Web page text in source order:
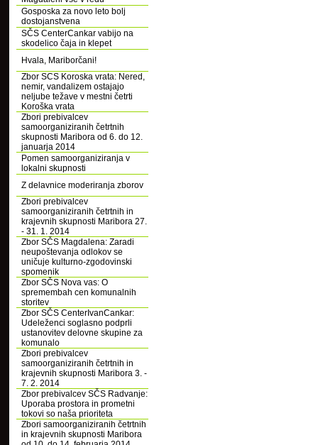
Gosposka za novo leto bolj
dostojanstvena
SČS CenterCankar vabijo na
skodelico čaja in klepet
Hvala, Mariborčani!
Zbor SCS Koroska vrata: Nered,
nemir, vandalizem ostajajo
neljube težave v mestni četrti
Koroška vrata
Zbori prebivalcev
samoorganiziranih četrtnih
skupnosti Maribora od 6. do 12.
januarja 2014
Pomen samoorganiziranja v
lokalni skupnosti
Z delavnice moderiranja zborov
Zbori prebivalcev
samoorganiziranih četrtnih in
krajevnih skupnosti Maribora 27.
- 31. 1. 2014
Zbor SČS Magdalena: Zaradi
neupoštevanja odlokov se
uničuje kulturno-zgodovinski
spomenik
Zbor SČS Nova vas: O
spremembah cen komunalnih
storitev
Zbor SČS CenterIvanCankar:
Udeleženci soglasno podprli
ustanovitev delovne skupine za
komunalo
Zbori prebivalcev
samoorganiziranih četrtnih in
krajevnih skupnosti Maribora 3. -
7. 2. 2014
Zbor prebivalcev SČS Radvanje:
Uporaba prostora in prometni
tokovi so naša prioriteta
Zbori samoorganiziranih četrtnih
in krajevnih skupnosti Maribora